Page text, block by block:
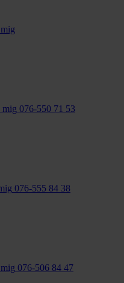
mig 076-550 71 53
076-555 84 38
076-506 84 47